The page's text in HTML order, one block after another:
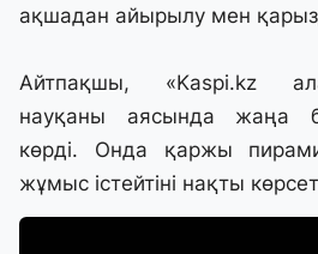
ақшадан айырылу мен
Айтпақшы, «Kaspi.kz
науқаны аясында жаңа
көрді. Онда қаржы
жұмыс істейтіні нақты